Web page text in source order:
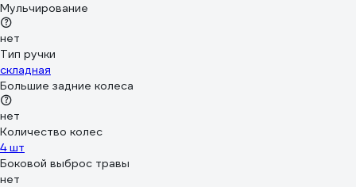
Мульчирование
нет
Тип ручки
складная
Большие задние колеса
нет
Количество колес
4 шт
Боковой выброс травы
нет